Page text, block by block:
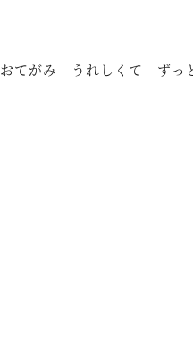
おてがみ うれしくて ずっ